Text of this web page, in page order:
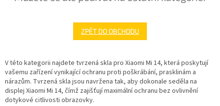
ZPĚT DO OBCHODU
V této kategorii najdete tvrzená skla pro Xiaomi Mi 14, která poskytují
vašemu zařízení vynikající ochranu proti poškrábání, prasklinám a
nárazům. Tvrzená skla jsou navržena tak, aby dokonale seděla na
displej Xiaomi Mi 14, čímž zajišťují maximální ochranu bez ovlivnění
dotykové citlivosti obrazovky.